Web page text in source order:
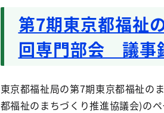
第7期東京都福祉
回専門部会 議事
東京都福祉局の第7期東京都福祉の
都福祉のまちづくり推進協議会)のペ